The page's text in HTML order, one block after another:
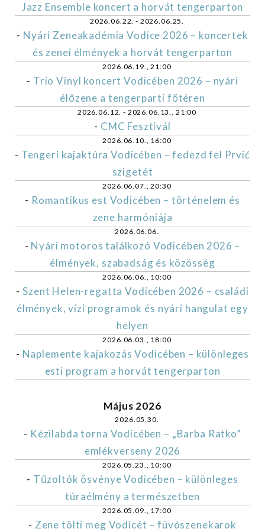
Jazz Ensemble koncert a horvát tengerparton
2026.06.22. - 2026.06.25.
- Nyári Zeneakadémia Vodice 2026 – koncertek
és zenei élmények a horvát tengerparton
2026.06.19., 21:00
- Trio Vinyl koncert Vodicében 2026 – nyári
élőzene a tengerparti főtéren
2026.06.12. - 2026.06.13., 21:00
- CMC Fesztivál
2026.06.10., 16:00
- Tengeri kajaktúra Vodicében – fedezd fel Prvić
szigetét
2026.06.07., 20:30
- Romantikus est Vodicében – történelem és
zene harmóniája
2026.06.06.
- Nyári motoros találkozó Vodicében 2026 –
élmények, szabadság és közösség
2026.06.06., 10:00
-Szent Helen-regatta Vodicében 2026 – családi
élmények, vízi programok és nyári hangulat egy
helyen
2026.06.03., 18:00
- Naplemente kajakozás Vodicében – különleges
esti program a horvát tengerparton
Május 2026
2026.05.30.
- Kézilabda torna Vodicében – „Barba Ratko”
emlékverseny 2026
2026.05.23., 10:00
- Tűzoltók ösvénye Vodicében – különleges
túraélmény a természetben
2026.05.09., 17:00
- Zene tölti meg Vodicét – fúvószenekarok